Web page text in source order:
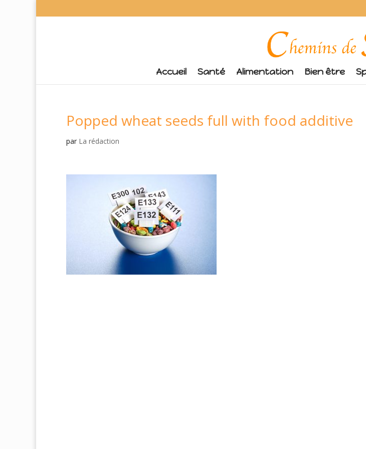
Accueil Santé Alimentation Bien être
Popped wheat seeds full with food additive
par La rédaction